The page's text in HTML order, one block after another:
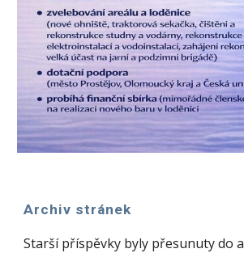
Archiv stránek
Starší příspěvky byly přesunuty do